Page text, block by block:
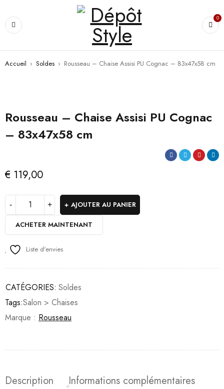
0
Accueil › Soldes › Rousseau – Chaise Assisi PU Cognac – 83x47x58 cm
Rousseau – Chaise Assisi PU Cognac
– 83x47x58 cm
€ 119,00
AJOUTER AU PANIER
ACHETER MAINTENANT
Liste d'envies
CATÉGORIES: Soldes
Tags:Salon > Chaises
Marque : Rousseau
Description
Informations complémentaires